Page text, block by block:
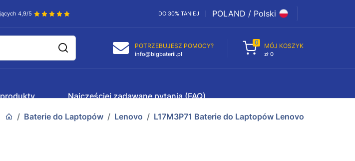
4,9/5 DO 30% TANIEJ POLAND / Polski
POTRZEBUJESZ POMOCY?
info@bigbaterii.pl
0 MÓJ KOSZYK
zł 0
Najczęściej zadawane pytania (FAQ)
Baterie do Laptopów Lenovo L17M3P71 Baterie do Laptopów Lenovo